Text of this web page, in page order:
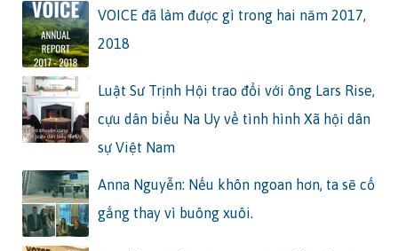
VOICE đã làm được gì trong hai năm 2017,
2018
Luật Sư Trịnh Hội trao đổi với ông Lars Rise,
cựu dân biểu Na Uy về tình hình Xã hội dân
sự Việt Nam
Anna Nguyễn: Nếu khôn ngoan hơn, ta sẽ cố
gắng thay vì buông xuôi.